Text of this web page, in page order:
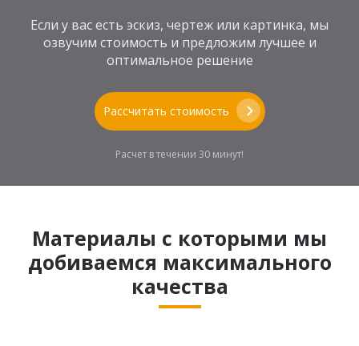
Если у вас есть эскиз, чертеж или картинка, мы
озвучим стоимость и предложим лучшее и
оптимальное решение
Рассчитать стоимость
Расчет в течении 30 минут!
Материалы с которыми мы
добиваемся максимального
качества